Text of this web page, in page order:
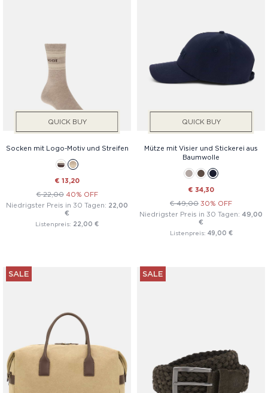
QUICK BUY
Socken mit Logo-Motiv und Streifen
€ 13,20
€ 22,00 40% OFF
Niedrigster Preis in 30 Tagen: 22,00
€
Listenpreis: 22,00 €
QUICK BUY
Mütze mit Visier und Stickerei aus
Baumwolle
€ 34,30
€ 49,00 30% OFF
Niedrigster Preis in 30 Tagen: 49,00
€
Listenpreis: 49,00 €
SALE SALE